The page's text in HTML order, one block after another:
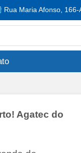
Rua Maria Afonso,
Agatec do